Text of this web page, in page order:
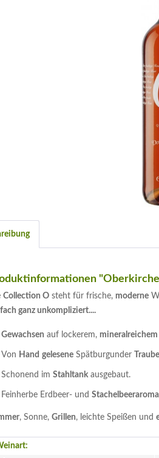
Collection O steht für frische, moderne
ganz unkompliziert....
Gewachsen auf lockerem, mineralreichem
Von Hand gelesene Spätburgunder
Schonend im Stahltankausgebaut.
Feinherbe Erdbeer- und
, Sonne, Grillen, leichte Speißen und